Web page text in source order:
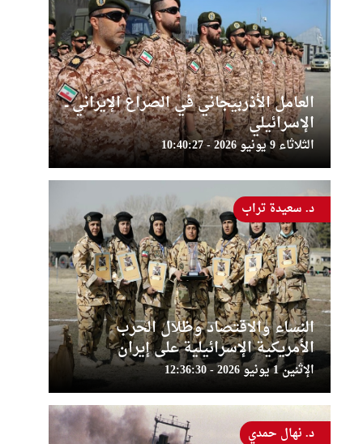
العامل الأذربيجاني في الصراع الإيراني ــ
الإسرائيلي
الثلاثاء 9 يونيو 2026 - 10:40:27
النساء والاقتصاد وظلال الحرب
الأمريكية الإسرائيلية على إيران
الإثنين 1 يونيو 2026 - 12:36:30
د. سعيدة تراب
د. نهال حمدي